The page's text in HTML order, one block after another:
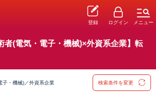
登録 ログイン メニュー
者(電気・電子・機械)×外資系企業】転
子・機械)／外資系企業 検索条件を変更